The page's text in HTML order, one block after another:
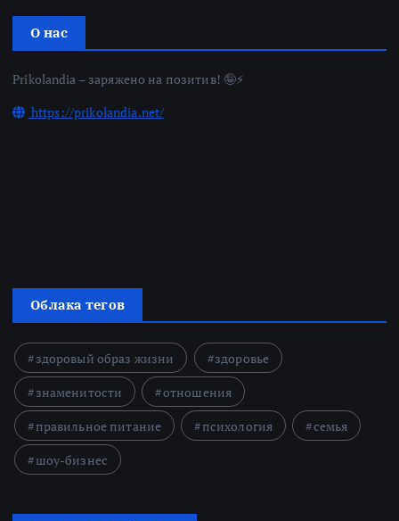
О нас
Prikolandia – заряжено на позитив! 🤪⚡
https://prikolandia.net/
Облака тегов
здоровый образ жизни
здоровье
знаменитости
отношения
правильное питание
психология
семья
шоу-бизнес